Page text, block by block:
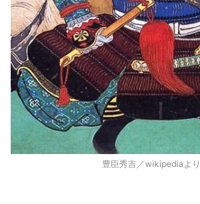
豊臣秀吉／wikipediaよ